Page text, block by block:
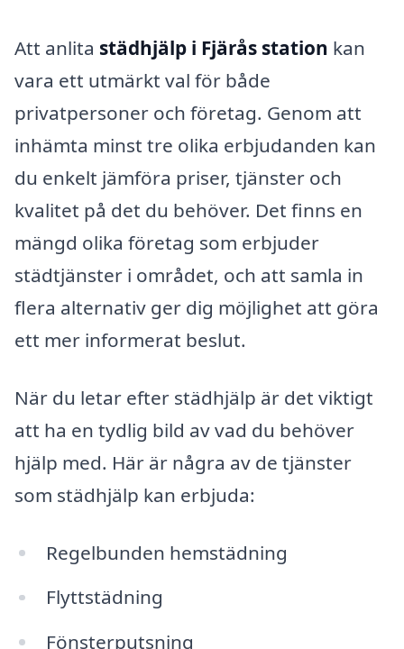
Att anlita städhjälp i Fjärås station kan
vara ett utmärkt val för både
privatpersoner och företag. Genom att
inhämta minst tre olika erbjudanden kan
du enkelt jämföra priser, tjänster och
kvalitet på det du behöver. Det finns en
mängd olika företag som erbjuder
städtjänster i området, och att samla in
flera alternativ ger dig möjlighet att göra
ett mer informerat beslut.
När du letar efter städhjälp är det viktigt
att ha en tydlig bild av vad du behöver
hjälp med. Här är några av de tjänster
som städhjälp kan erbjuda:
Regelbunden hemstädning
Flyttstädning
Fönsterputsning